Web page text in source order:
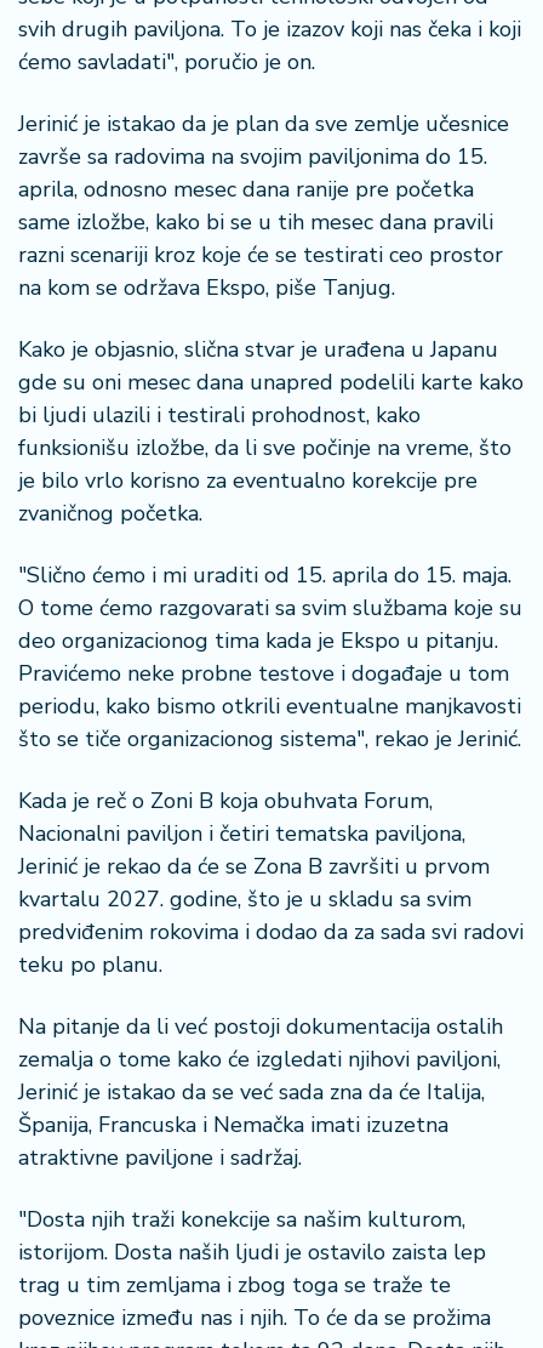
svih drugih paviljona. To je izazov koji nas čeka i koji
ćemo savladati", poručio je on.
Jerinić je istakao da je plan da sve zemlje učesnice
završe sa radovima na svojim paviljonima do 15.
aprila, odnosno mesec dana ranije pre početka
same izložbe, kako bi se u tih mesec dana pravili
razni scenariji kroz koje će se testirati ceo prostor
na kom se održava Ekspo, piše Tanjug.
Kako je objasnio, slična stvar je urađena u Japanu
gde su oni mesec dana unapred podelili karte kako
bi ljudi ulazili i testirali prohodnost, kako
funksionišu izložbe, da li sve počinje na vreme, što
je bilo vrlo korisno za eventualno korekcije pre
zvaničnog početka.
"Slično ćemo i mi uraditi od 15. aprila do 15. maja.
O tome ćemo razgovarati sa svim službama koje su
deo organizacionog tima kada je Ekspo u pitanju.
Pravićemo neke probne testove i događaje u tom
periodu, kako bismo otkrili eventualne manjkavosti
što se tiče organizacionog sistema", rekao je Jerinić.
Kada je reč o Zoni B koja obuhvata Forum,
Nacionalni paviljon i četiri tematska paviljona,
Jerinić je rekao da će se Zona B završiti u prvom
kvartalu 2027. godine, što je u skladu sa svim
predviđenim rokovima i dodao da za sada svi radovi
teku po planu.
Na pitanje da li već postoji dokumentacija ostalih
zemalja o tome kako će izgledati njihovi paviljoni,
Jerinić je istakao da se već sada zna da će Italija,
Španija, Francuska i Nemačka imati izuzetna
atraktivne paviljone i sadržaj.
"Dosta njih traži konekcije sa našim kulturom,
istorijom. Dosta naših ljudi je ostavilo zaista lep
trag u tim zemljama i zbog toga se traže te
poveznice između nas i njih. To će da se prožima